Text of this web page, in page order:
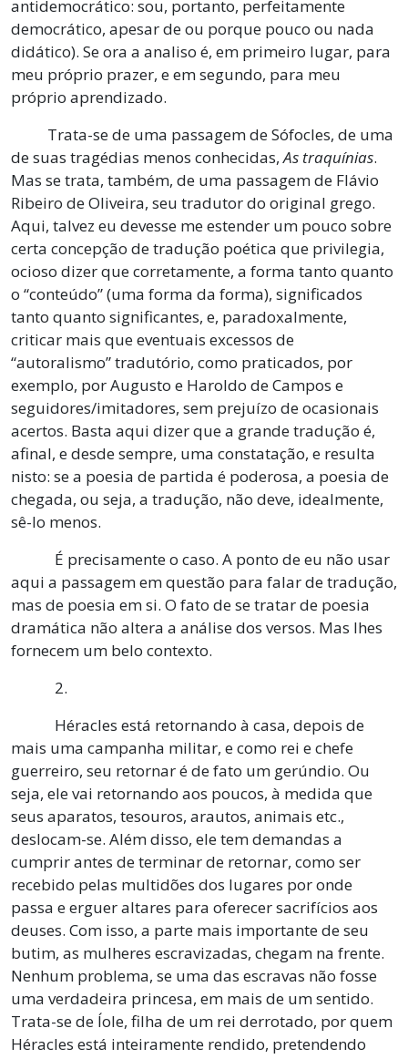
antidemocrático: sou, portanto, perfeitamente
democrático, apesar de ou porque pouco ou nada
didático). Se ora a analiso é, em primeiro lugar, para
meu próprio prazer, e em segundo, para meu
próprio aprendizado.
Trata-se de uma passagem de Sófocles, de uma
de suas tragédias menos conhecidas,As traquínias.
Mas se trata, também, de uma passagem de Flávio
Ribeiro de Oliveira, seu tradutor do original grego.
Aqui, talvez eu devesse me estender um pouco sobre
certa concepção de tradução poética que privilegia,
ocioso dizer que corretamente, a forma tanto quanto
o “conteúdo” (uma forma da forma), significados
tanto quanto significantes, e, paradoxalmente,
criticar mais que eventuais excessos de
“autoralismo” tradutório, como praticados, por
exemplo, por Augusto e Haroldo de Campos e
seguidores/imitadores, sem prejuízo de ocasionais
acertos. Basta aqui dizer que a grande tradução é,
afinal, e desde sempre, uma constatação, e resulta
nisto: se a poesia de partida é poderosa, a poesia de
chegada, ou seja, a tradução, não deve, idealmente,
sê-lo menos.
É precisamente o caso. A ponto de eu não usar
aqui a passagem em questão para falar de tradução,
mas de poesia em si. O fato de se tratar de poesia
dramática não altera a análise dos versos. Mas lhes
fornecem um belo contexto.
2.
Héracles está retornando à casa, depois de
mais uma campanha militar, e como rei e chefe
guerreiro, seu retornar é de fato um gerúndio. Ou
seja, ele vai retornando aos poucos, à medida que
seus aparatos, tesouros, arautos, animais etc.,
deslocam-se. Além disso, ele tem demandas a
cumprir antes de terminar de retornar, como ser
recebido pelas multidões dos lugares por onde
passa e erguer altares para oferecer sacrifícios aos
deuses. Com isso, a parte mais importante de seu
butim, as mulheres escravizadas, chegam na frente.
Nenhum problema, se uma das escravas não fosse
uma verdadeira princesa, em mais de um sentido.
Trata-se de Íole, filha de um rei derrotado, por quem
Héracles está inteiramente rendido, pretendendo